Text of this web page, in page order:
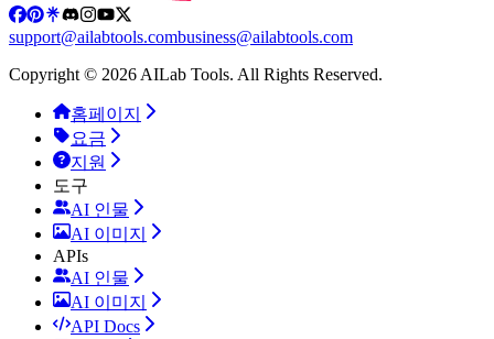
support@ailabtools.combusiness@ailabtools.com
Copyright © 2026 AILab Tools. All Rights Reserved.
홈페이지
요금
지원
도구
AI 인물
AI 이미지
APIs
AI 인물
AI 이미지
API Docs